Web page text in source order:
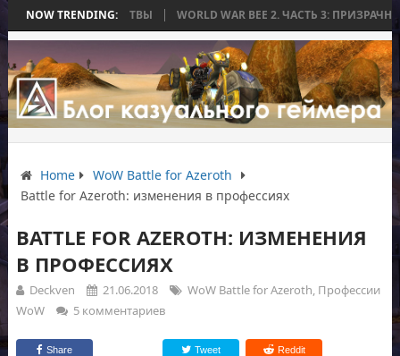
NOW TRENDING:
БЕЗ БИТВЫ WORLD WAR BEE 2. ЧАСТЬ 3: ПРИЗРАЧНЫЕ
Home
WoW Battle for Azeroth
Battle for Azeroth: изменения в профессиях
BATTLE FOR AZEROTH: ИЗМЕНЕНИЯ
В ПРОФЕССИЯХ
Deckven 21.06.2018 WoW Battle for Azeroth Профессии
WoW
5 комментариев
Share Tweet Reddit